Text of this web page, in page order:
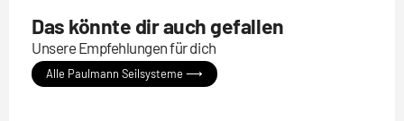
Das könnte dir auch gefallen
Unsere Empfehlungen für dich
Alle Paulmann Seilsysteme ⟶